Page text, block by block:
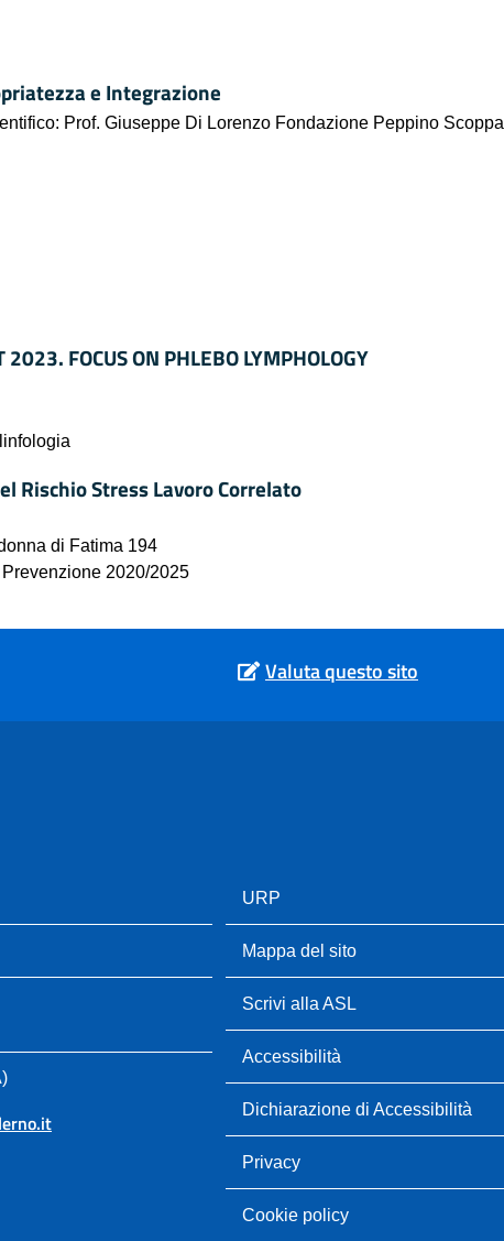
e Integrazione
Prof. Giuseppe Di Lorenzo Fondazione Peppino Scoppa
FOCUS ON PHLEBO LYMPHOLOGY
Rischio Stress Lavoro Correlato
di Fatima 194
2020/2025
Valuta questo sito
URP
Mappa del sito
Scrivi alla ASL
Accessibilità
Dichiarazione di Accessibilità
Privacy
Cookie policy